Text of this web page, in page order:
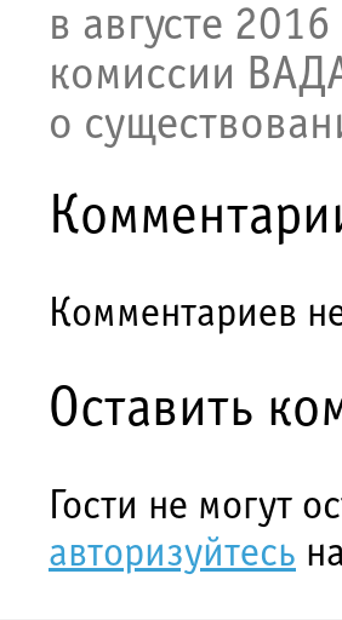
в августе
комиссии
о
Комментариев
Оставить
Гости не могут
авторизуйтесь